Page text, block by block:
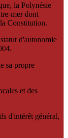
la Polynésie
mer dont
Constitution.
d'autonomie
sa propre
et des
d'intérêt général,